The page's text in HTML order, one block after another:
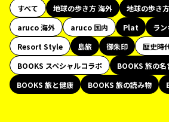
すべて 地球の歩き方 海外
地球の歩き
aruco 海外
aruco 国内 Plat
ラ
Resort Style
島旅 御朱印 歴史時
BOOKS スペシャルコラボ
BOOKS 旅の名
BOOKS 旅と健康
BOOKS 旅の読み物